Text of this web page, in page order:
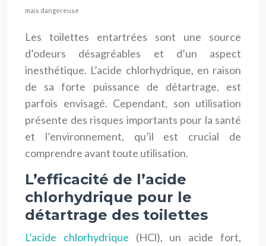
mais dangereuse
Les toilettes entartrées sont une source
d’odeurs désagréables et d’un aspect
inesthétique. L’acide chlorhydrique, en raison
de sa forte puissance de détartrage, est
parfois envisagé. Cependant, son utilisation
présente des risques importants pour la santé
et l’environnement, qu’il est crucial de
comprendre avant toute utilisation.
L’efficacité de l’acide
chlorhydrique pour le
détartrage des toilettes
L’acide chlorhydrique (HCl), un acide fort,